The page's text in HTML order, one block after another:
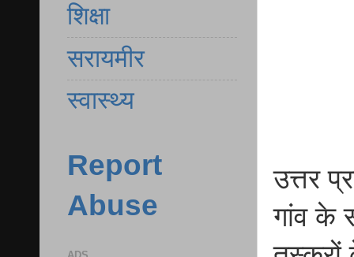
उत्तर
गांव के
शिक्षा
सरायमीर
स्वास्थ्य
Report
Abuse